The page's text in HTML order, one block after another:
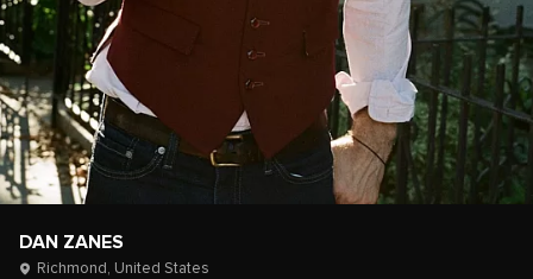
DAN ZANES
Richmond, United States